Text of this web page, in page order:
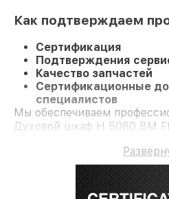
Как подтверждаем
Сертификация
Подтверждения
Качество запчастей
Сертификационные
специалистов
Мы обеспечиваем
Духовой шкаф H 5080 BM